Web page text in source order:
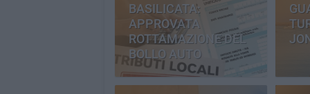
BASILICATA:
APPROVATA
ROTTAMAZIONE DEL
BOLLO AUTO